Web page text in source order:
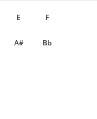
E F
A# Bb